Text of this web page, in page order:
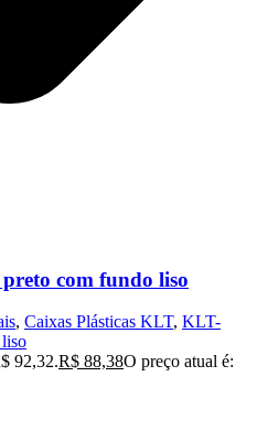
com fundo liso
, Caixas Plásticas KLT, KLT-
92,32.R$ 88,38O preço atual é: